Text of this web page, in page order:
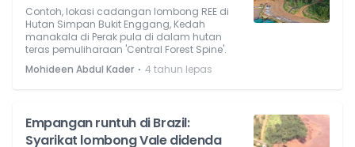
Contoh, lokasi cadangan lombong REE di
Hutan Simpan Bukit Enggang, Kedah
manakala di Perak pula di dalam hutan
teras pemuliharaan 'Central Forest Spine'.
Mohideen Abdul Kader ⋅ 4 tahun lepas
Empangan runtuh di Brazil:
Syarikat lombong Vale didenda